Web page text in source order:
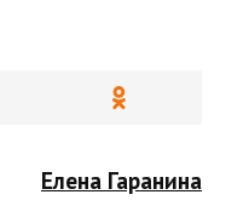
Елена Гаранина